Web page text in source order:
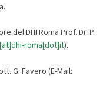
del DHI Roma Prof. Dr. P.
roma[dot]it).
G. Favero (E-Mail: